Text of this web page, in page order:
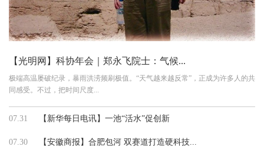
【光明网】科协年会｜郑永飞院士：气候...
极端高温屡破纪录，暴雨洪涝频刷极值。“天气越来越反常”，正成为许多人的共
同感受。不过，把时间尺度...
07.31 【新华每日电讯】一池“活水”促创新
07.30 【安徽商报】合肥包河 双赛道打造硬科技...